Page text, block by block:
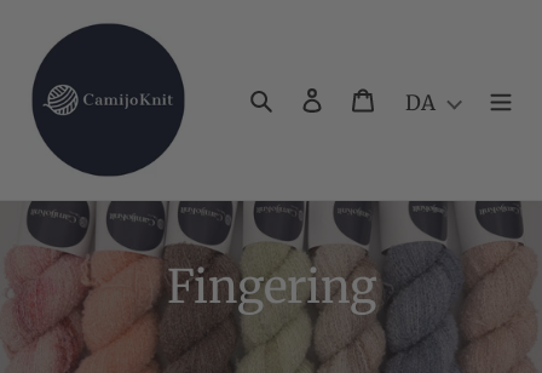
indhold
Søg
Log indIndkøbskurv
DA
K
o
Fingering